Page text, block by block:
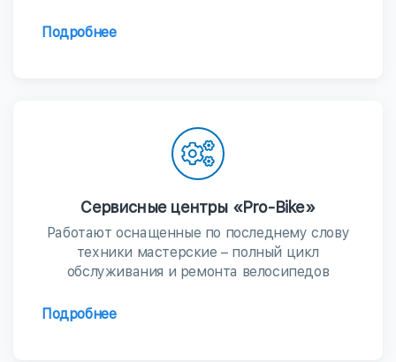
Подробнее
Сервисные центры «Pro-Bike»
Работают оснащенные по последнему слову
техники мастерские – полный цикл
обслуживания и ремонта велосипедов
Подробнее